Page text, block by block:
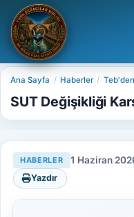
Ana Sayfa Haberler Teb'den
SUT Değişikliği
HABERLER 1 Haziran
Yazdır